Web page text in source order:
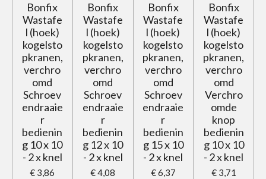
Bonfix
Wastafe
l (hoek)
kogelsto
pkranen,
verchro
omd
Schroev
endraaie
r
bedienin
g 10 x 10
- 2 x knel
€ 3,86
Bonfix
Wastafe
l (hoek)
kogelsto
pkranen,
verchro
omd
Schroev
endraaie
r
bedienin
g 12 x 10
- 2 x knel
€ 4,08
Bonfix
Wastafe
l (hoek)
kogelsto
pkranen,
verchro
omd
Schroev
endraaie
r
bedienin
g 15 x 10
- 2 x knel
€ 6,37
Bonfix
Wastafe
l (hoek)
kogelsto
pkranen,
verchro
omd
Verchro
omde
knop
bedienin
g 10 x 10
- 2 x knel
€ 3,71